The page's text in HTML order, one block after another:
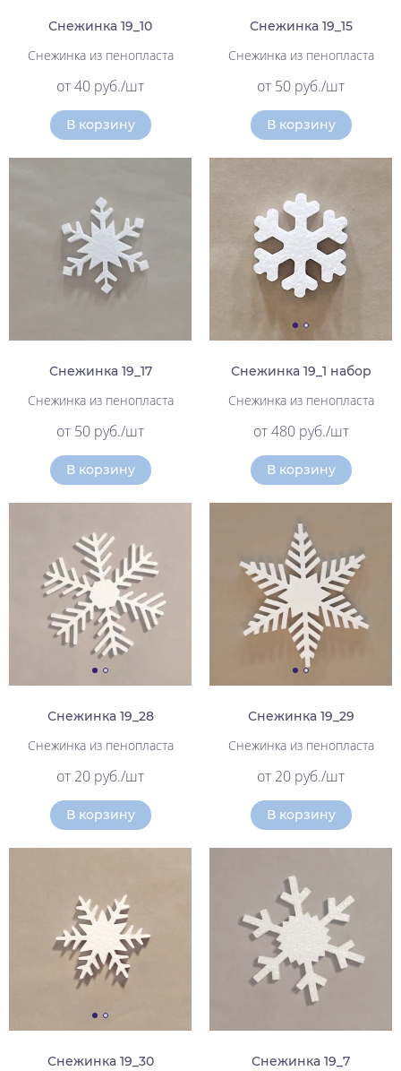
Снежинка 19_10
Снежинка из пенопласта
от 40 руб./шт
В корзину
Снежинка 19_15
Снежинка из пенопласта
от 50 руб./шт
В корзину
Снежинка 19_17
Снежинка из пенопласта
от 50 руб./шт
В корзину
Снежинка 19_1 набор
Снежинка из пенопласта
от 480 руб./шт
В корзину
Снежинка 19_28
Снежинка из пенопласта
от 20 руб./шт
В корзину
Снежинка 19_29
Снежинка из пенопласта
от 20 руб./шт
В корзину
Снежинка 19_30 Снежинка 19_7